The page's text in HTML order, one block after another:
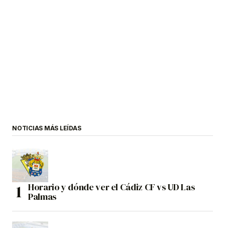
NOTICIAS MÁS LEÍDAS
Horario y dónde ver el Cádiz CF vs UD Las
Palmas